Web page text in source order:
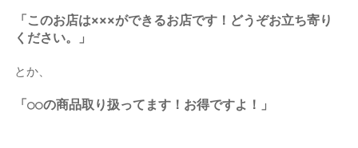
「このお店は×××ができるお店です！どうぞお立ち寄り
ください。」
とか、
「○○の商品取り扱ってます！お得ですよ！」